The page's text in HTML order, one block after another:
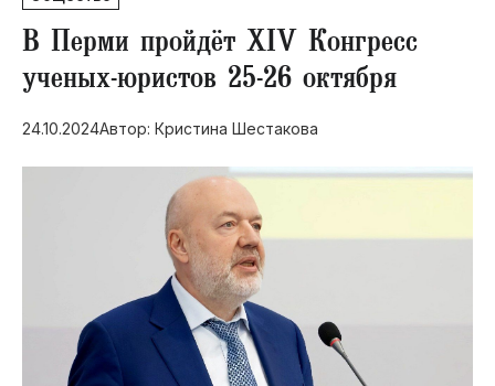
СВО
Выборы в Пермском крае
Социальная поддержка
Инфраструктура
Благоустройство
​В Перми пройдёт XIV Конгресс
ученых-юристов 25-26 октября
24.10.2024Автор: Кристина Шестакова